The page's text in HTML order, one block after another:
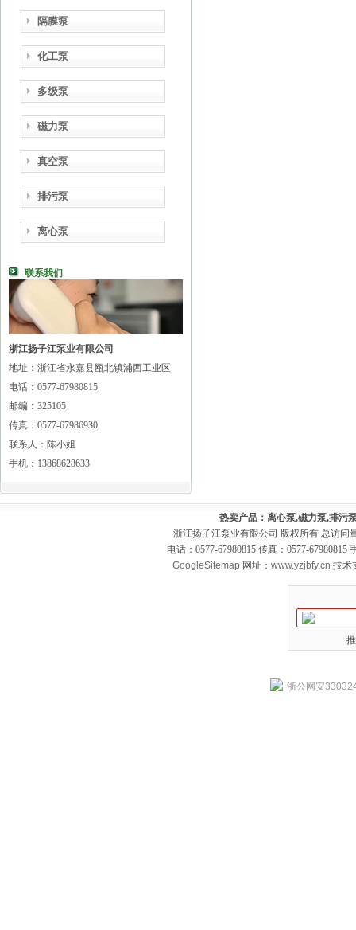
隔膜泵
化工泵
多级泵
磁力泵
真空泵
排污泵
离心泵
联系我们
浙江扬子江泵业有限公司
地址：浙江省永嘉县瓯北镇浦西工业区
电话：0577-67980815
邮编：325105
传真：0577-67986930
联系人：陈小姐
手机：13868628633
热卖产品：离心泵,磁力泵,排污
浙江扬子江泵业有限公司 版权所有 总访问
电话：0577-67980815 传真：0577-
GoogleSitemap 网址： www.yzjbfy.cn 技术
浙公网安